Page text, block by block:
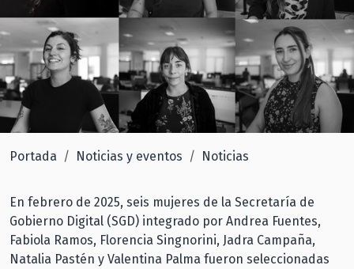
Portada Noticias y eventos Noticias
En febrero de 2025, seis mujeres de la Secretaría de
Gobierno Digital (SGD) integrado por Andrea Fuentes,
Fabiola Ramos, Florencia Singnorini, Jadra Campaña,
Natalia Pastén y Valentina Palma fueron seleccionadas